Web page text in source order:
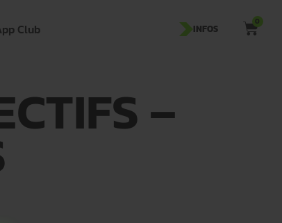
Club INFOS
0
–